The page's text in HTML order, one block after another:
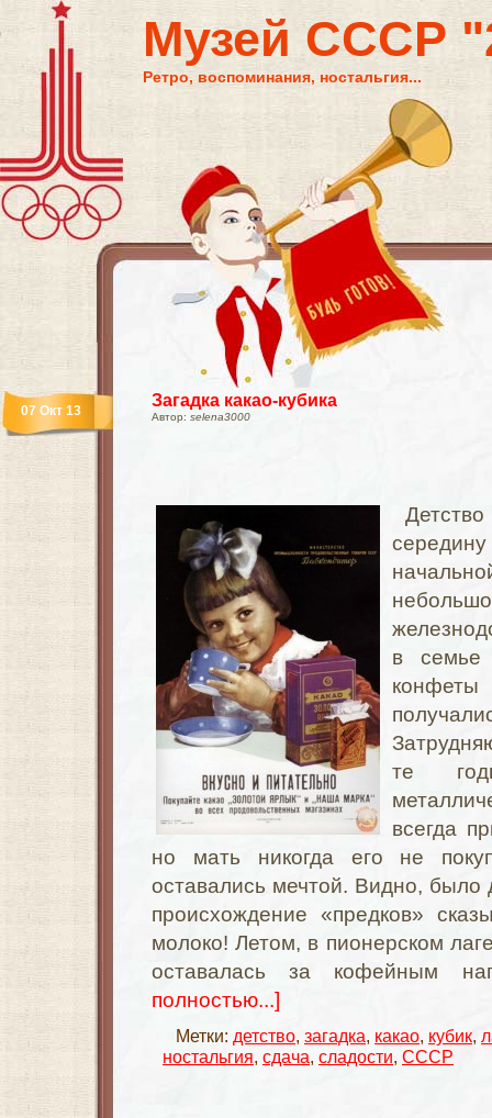
Музей СССР
Ретро, воспоминания, ностальгия...
Загадка какао-кубика
Автор: selena3000
07 Окт 13
в
те
всегда
но мать никогда его не
оставались мечтой. Видно, было
происхождение «предков»
молоко! Летом, в пионерском
оставалась за кофейным
полностью...]
Метки: детство, загадка, какао, кубик,
ностальгия, сдача, сладости, СССР